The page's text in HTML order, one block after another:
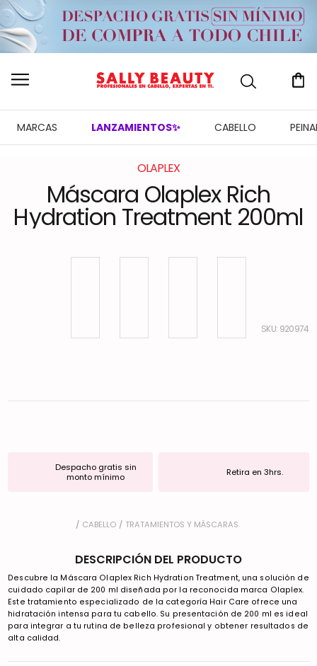
MARCAS LANZAMIENTOS✨ CABELLO
OLAPLEX
Máscara Olaplex Rich
Hydration Treatment 200ml
: 920974
Despacho gratis sin
monto mínimo
Retira en 3hrs.
CABELLO TRATAMIENTOS Y MÁSCARAS
DESCRIPCIÓN DEL PRODUCTO
Descubre la Máscara Olaplex Rich Hydration Treatment, una solución de
cuidado capilar de 200 ml diseñada por la reconocida marca Olaplex.
Este tratamiento especializado de la categoría Hair Care ofrece una
hidratación intensa para tu cabello. Su presentación de 200 ml es ideal
para integrar a tu rutina de belleza profesional y obtener resultados de
alta calidad.